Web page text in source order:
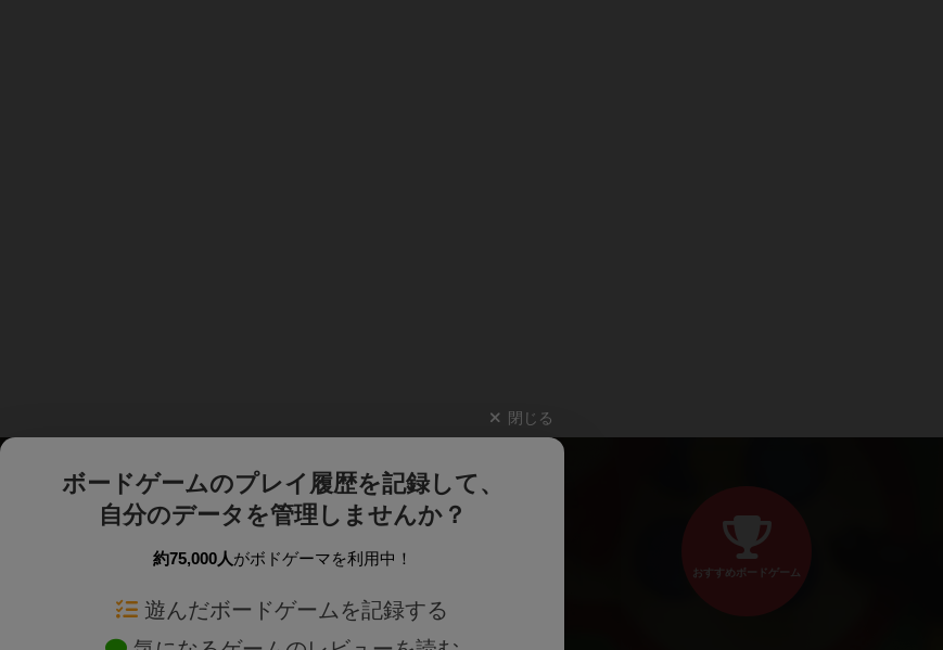
閉じる
ボードゲームのプレイ履歴を記録して、
自分のデータを管理しませんか？
約75,000人がボドゲーマを利用中！
遊んだボードゲームを記録する
おすすめボードゲーム